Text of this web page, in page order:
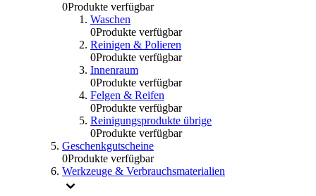
0Produkte verfügbar
Waschen
0Produkte verfügbar
Reinigen & Polieren
0Produkte verfügbar
Innenraum
0Produkte verfügbar
Felgen & Reifen
0Produkte verfügbar
Reinigungsprodukte übrige
0Produkte verfügbar
Geschenkgutscheine
0Produkte verfügbar
Werkzeuge & Verbrauchsmaterialien